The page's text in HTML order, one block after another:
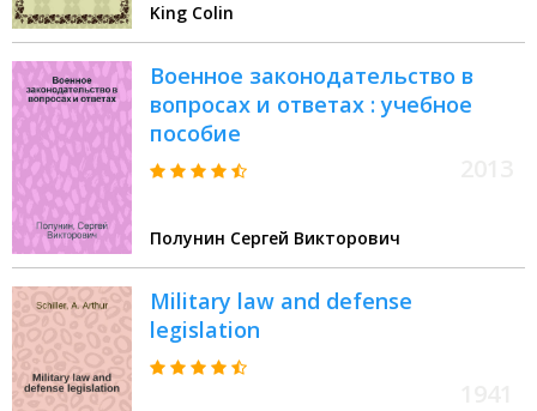
King Colin
Военное законодательство в
вопросах и ответах : учебное
пособие
Полунин Сергей Викторович
Military law and defense
legislation